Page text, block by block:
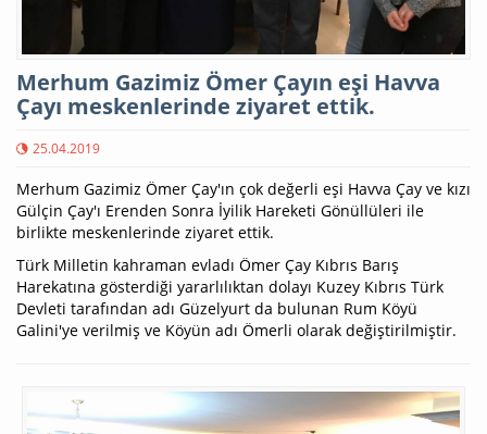
Merhum Gazimiz Ömer Çayın eşi Havva
Çayı meskenlerinde ziyaret ettik.
25.04.2019
Merhum Gazimiz Ömer Çay'ın çok değerli eşi Havva Çay ve kızı
Gülçin Çay'ı Erenden Sonra İyilik Hareketi Gönüllüleri ile
birlikte meskenlerinde ziyaret ettik.
Türk Milletin kahraman evladı Ömer Çay Kıbrıs Barış
Harekatına gösterdiği yararlılıktan dolayı Kuzey Kıbrıs Türk
Devleti tarafından adı Güzelyurt da bulunan Rum Köyü
Galini'ye verilmiş ve Köyün adı Ömerli olarak değiştirilmiştir.